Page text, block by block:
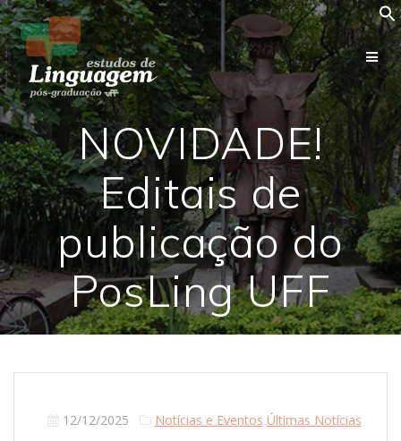
Skip
to
content
NOVIDADE!
Editais de
publicação do
PosLing UFF
12/12/2025 Notícias e Eventos Últimas Notícias